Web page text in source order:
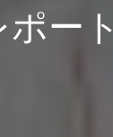
ート